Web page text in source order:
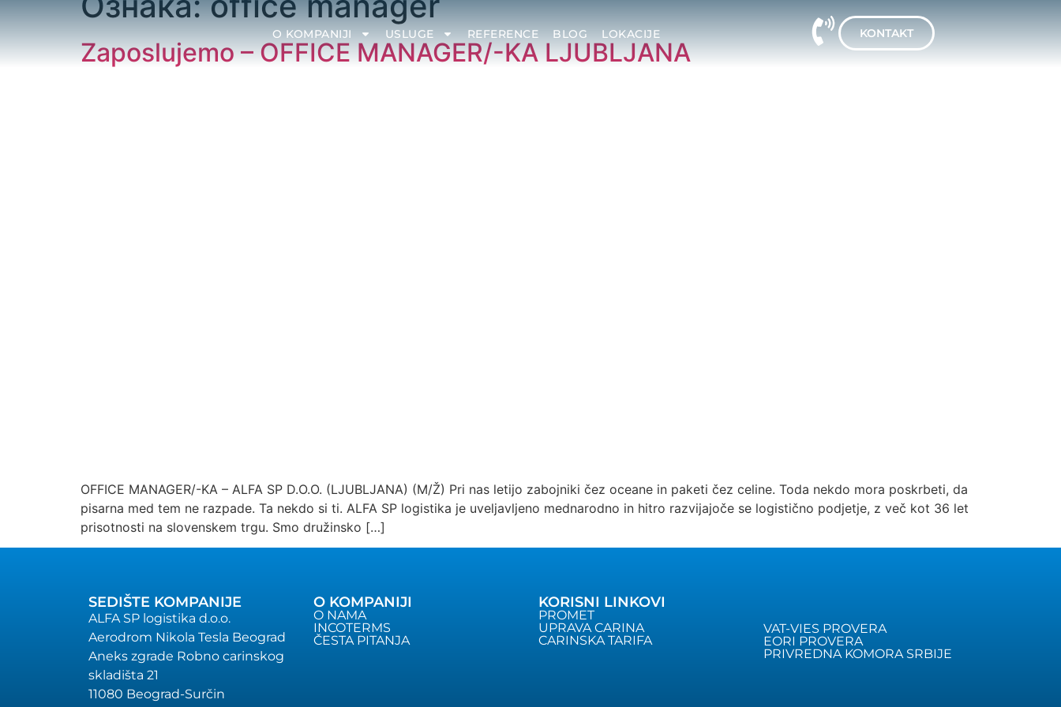
O KOMPANIJI USLUGE REFERENCE BLOG LOKACIJE KONTAKT
Zaposlujemo – OFFICE MANAGER/-KA LJUBLJANA
OFFICE MANAGER/-KA – ALFA SP D.O.O. (LJUBLJANA) (M/Ž) Pri nas letijo zabojniki čez oceane in paketi čez celine. Toda nekdo mora poskrbeti, da
pisarna med tem ne razpade. Ta nekdo si ti. ALFA SP logistika je uveljavljeno mednarodno in hitro razvijajoče se logistično podjetje, z več kot 36 let
prisotnosti na slovenskem trgu. Smo družinsko […]
SEDIŠTE KOMPANIJE
ALFA SP logistika d.o.o.
Aerodrom Nikola Tesla Beograd
Aneks zgrade Robno carinskog
skladišta 21
11080 Beograd-Surčin
O KOMPANIJI
O NAMA
INCOTERMS
ČESTA PITANJA
KORISNI LINKOVI
PROMET
UPRAVA CARINA
CARINSKA TARIFA
VAT-VIES PROVERA
EORI PROVERA
PRIVREDNA KOMORA SRBIJE